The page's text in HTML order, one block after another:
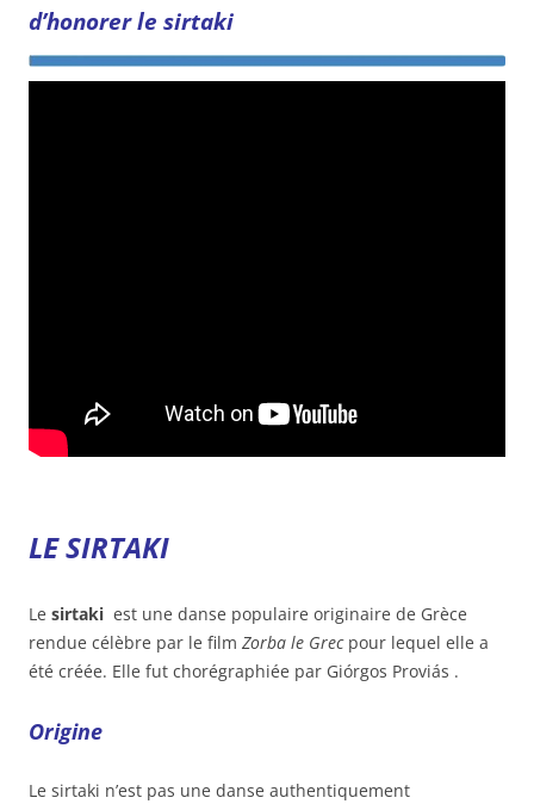
d’honorerle sirtaki
LE SIRTAKI
Le sirtaki est une danse populaire originaire de Grèce
rendue célèbre par le film Zorba le Grecpour lequel elle a
été créée. Elle fut chorégraphiée par Giórgos Proviás .
Origine
Le sirtaki n’est pas une danse authentiquement